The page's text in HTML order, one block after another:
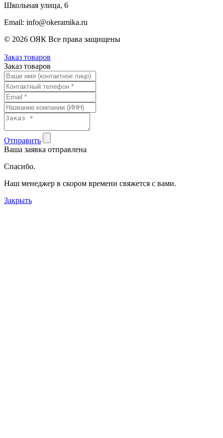
Школьная улица, 6
Email: info@okeramika.ru
© 2026 ОЯК Все права защищены
Заказ товаров
Заказ товаров
Отправить
Ваша заявка отправлена
Спасибо.
Наш менеджер в скором времени свяжется с вами.
Закрыть